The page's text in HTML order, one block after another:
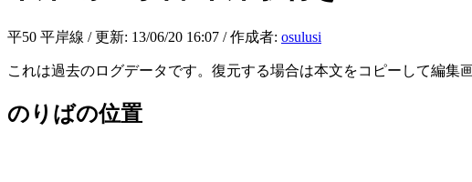
平50 平岸線 / 更新: 13/06/20 16:07 / 作成者: osulusi
これは過去のログデータです。復元する場合は本文をコピーして編集
のりばの位置